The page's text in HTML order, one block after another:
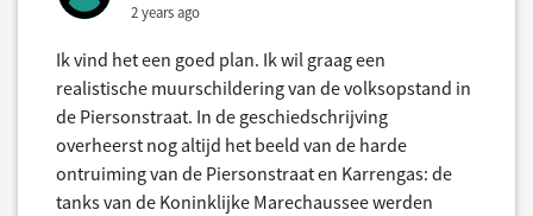
2 years ago
Ik vind het een goed plan. Ik wil graag een
realistische muurschildering van de volksopstand in
de Piersonstraat. In de geschiedschrijving
overheerst nog altijd het beeld van de harde
ontruiming van de Piersonstraat en Karrengas: de
tanks van de Koninklijke Marechaussee werden